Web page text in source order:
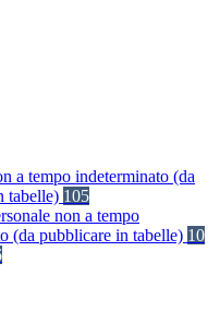
a tempo indeterminato (da
tabelle) 105
non a tempo
(da pubblicare in tabelle) 10